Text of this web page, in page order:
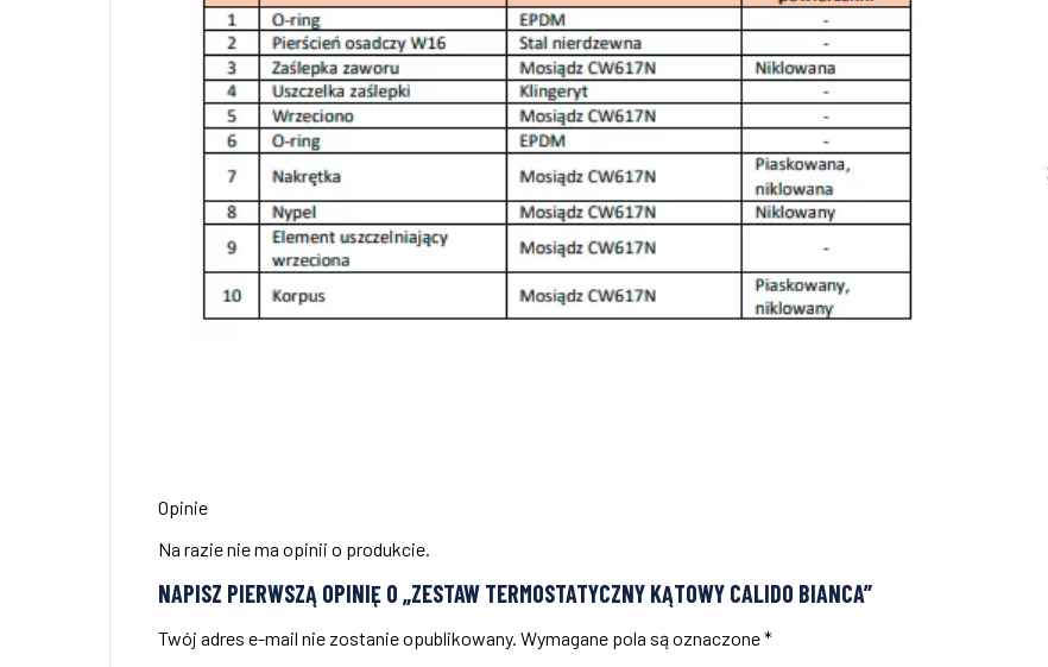
Opinie
Na razie nie ma opinii o produkcie.
NAPISZ PIERWSZĄ OPINIĘ O „ZESTAW TERMOSTATYCZNY KĄTOWY CALIDO BIANCA”
Twój adres e-mail nie zostanie opublikowany. Wymagane pola są oznaczone*